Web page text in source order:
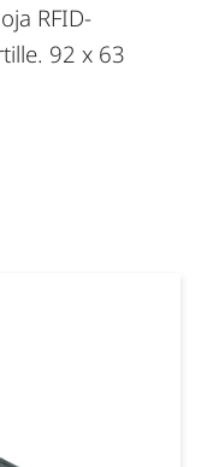
RFID-
92 x 63